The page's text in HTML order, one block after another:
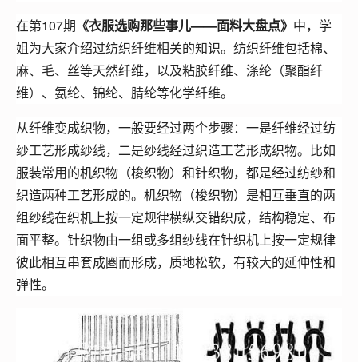
在第107期 《衣服选购那些事儿——面料大盘点》 中，学
姐为大家介绍过纺织纤维相关的知识。纺织纤维包括棉、
麻、毛、丝等天然纤维，以及粘胶纤维、涤纶（聚酯纤
维）、氨纶、锦纶、腈纶等化学纤维。
从纤维变成织物，一般要经过两个步骤：一是纤维经过纺
纱工艺形成纱线，二是纱线经过织造工艺形成织物。比如
服装常用的机织物（梭织物）和针织物，都是经过纺纱和
织造两种工艺形成的。机织物（梭织物）是相互垂直的两
组纱线在织机上按一定规律横纵交错织成，结构稳定、布
面平整。针织物由一组或多组纱线在针织机上按一定规律
彼此相互串套成圈而形成，质地松软，有较大的延伸性和
弹性。